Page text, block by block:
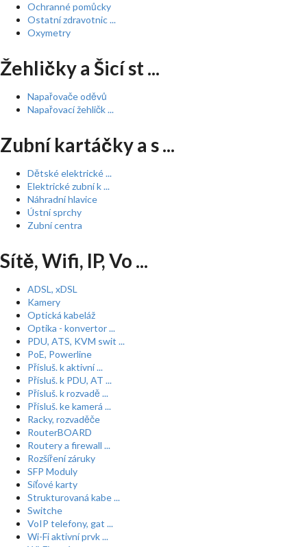
Ochranné pomůcky
Ostatní zdravotnic ...
Oxymetry
Žehličky a Šicí st ...
Napařovače oděvů
Napařovací žehličk ...
Zubní kartáčky a s ...
Dětské elektrické ...
Elektrické zubní k ...
Náhradní hlavice
Ústní sprchy
Zubní centra
Sítě, Wifi, IP, Vo ...
ADSL, xDSL
Kamery
Optická kabeláž
Optika - konvertor ...
PDU, ATS, KVM swit ...
PoE, Powerline
Přísluš. k aktivní ...
Přísluš. k PDU, AT ...
Přísluš. k rozvadě ...
Přísluš. ke kamerá ...
Racky, rozvaděče
RouterBOARD
Routery a firewall ...
Rozšíření záruky
SFP Moduly
Síťové karty
Strukturovaná kabe ...
Switche
VoIP telefony, gat ...
Wi-Fi aktivní prvk ...